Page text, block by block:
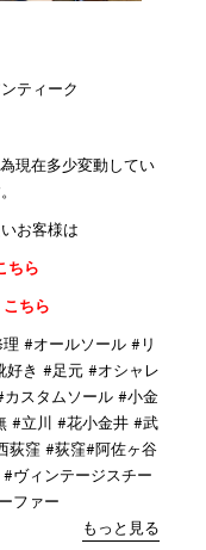
ティーク
現在多少変動してい
お客様は
ちら
こちら
#オールソール #リ
き #足元 #オシャレ
スタムソール #小金
#立川 #花小金井 #武
荻窪 #荻窪#阿佐ヶ谷
ヴィンテージスチー
ファー
もっと見る